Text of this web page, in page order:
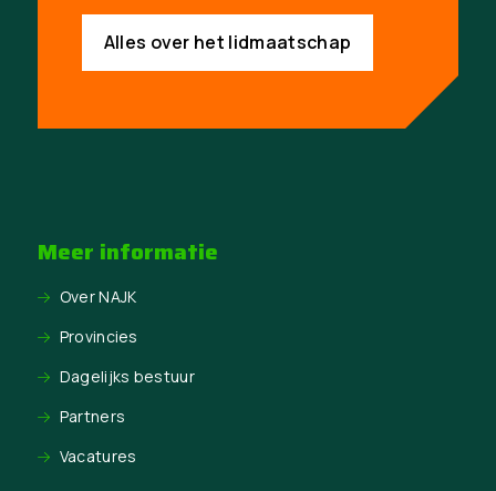
Alles over het lidmaatschap
Meer informatie
Over NAJK
Provincies
Dagelijks bestuur
Partners
Vacatures